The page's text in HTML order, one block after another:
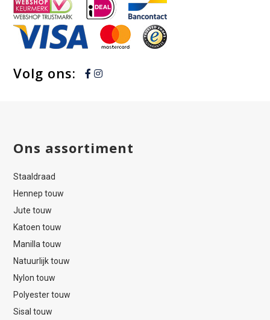
Volg ons:
Ons assortiment
Staaldraad
Hennep touw
Jute touw
Katoen touw
Manilla touw
Natuurlijk touw
Nylon touw
Polyester touw
Sisal touw